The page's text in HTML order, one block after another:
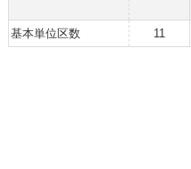
基本単位区数 11